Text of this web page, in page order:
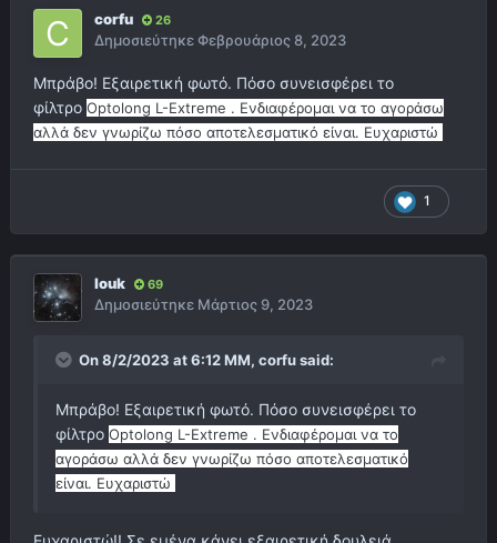
corfu 26
ΔημοσιεύτηκεΦεβρουάριος 8, 2023
Μπράβο! Εξαιρετική φωτό. Πόσο συνεισφέρει το
φίλτρο Optolong L-Extreme . Ενδιαφέρομαι να το αγοράσω
αλλά δεν γνωρίζω πόσο αποτελεσματικό είναι. Ευχαριστώ
1
louk 69
Δημοσιεύτηκε Μάρτιος 9, 2023
On 8/2/2023 at 6:12 ΜΜ, corfusaid:
Μπράβο! Εξαιρετική φωτό. Πόσο συνεισφέρει το
φίλτρο Optolong L-Extreme . Ενδιαφέρομαι να το
αγοράσω αλλά δεν γνωρίζω πόσο αποτελεσματικό
είναι. Ευχαριστώ